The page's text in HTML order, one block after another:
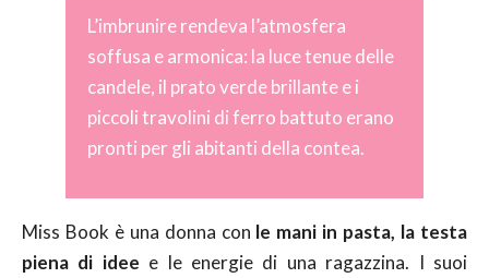
L’imbrunire rendeva l’atmosfera
soffusa e armonica: la luce tenue delle
candele, il prato verde brillante e i
piccoli travolini di ferro battuto erano
pronti per gli abitanti della contea.
Miss Book è una donna con le mani in pasta, la testa
piena di idee e le energie di una ragazzina. I suoi